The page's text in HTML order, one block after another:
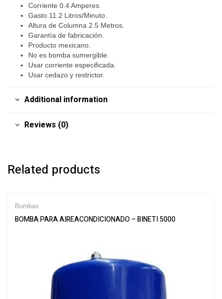
Corriente 0.4 Amperes.
Gasto 11.2 Litros/Minuto.
Altura de Columna 2.5 Metros.
Garantía de fabricación.
Producto mexicano.
No es bomba sumergible.
Usar corriente especificada.
Usar cedazo y restrictor.
Additional information
Reviews (0)
Related products
Bombas
BOMBA PARA AIREACONDICIONADO – BINETI 5000